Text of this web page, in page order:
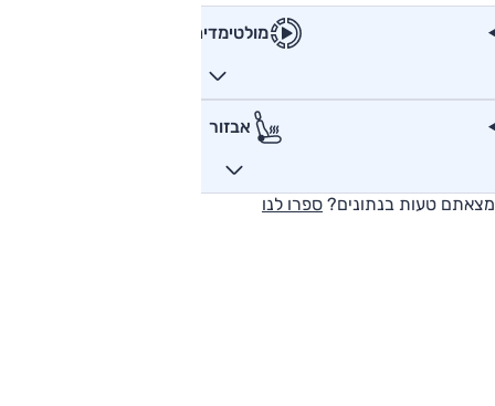
מולטימדיה
אבזור
מצאתם טעות בנתונים? ספרו לנו